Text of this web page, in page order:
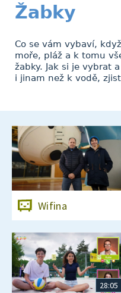
Žabky
Co se vám vybaví,
moře, pláž a k tomu
žabky. Jak si je vybrat
i jinam než k vodě,
Wifina
28:05